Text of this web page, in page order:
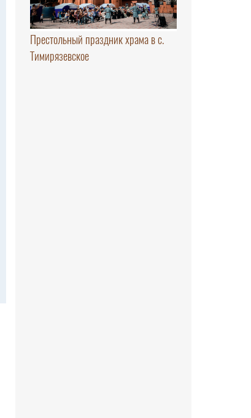
Престольный праздник храма в с.
Тимирязевское